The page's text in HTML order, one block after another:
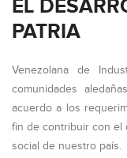
EL
PATRIA
Venezolana de
comunidades
acuerdo a los
fin de contribuir con el
social de nuestro país.